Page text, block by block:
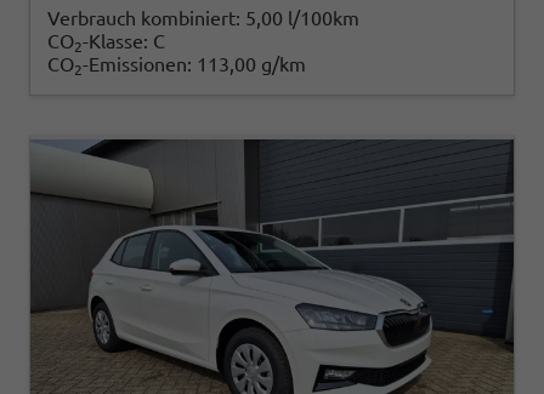
Verbrauch kombiniert: 5,00 l/100km
CO2-Klasse: C
CO2-Emissionen: 113,00 g/km